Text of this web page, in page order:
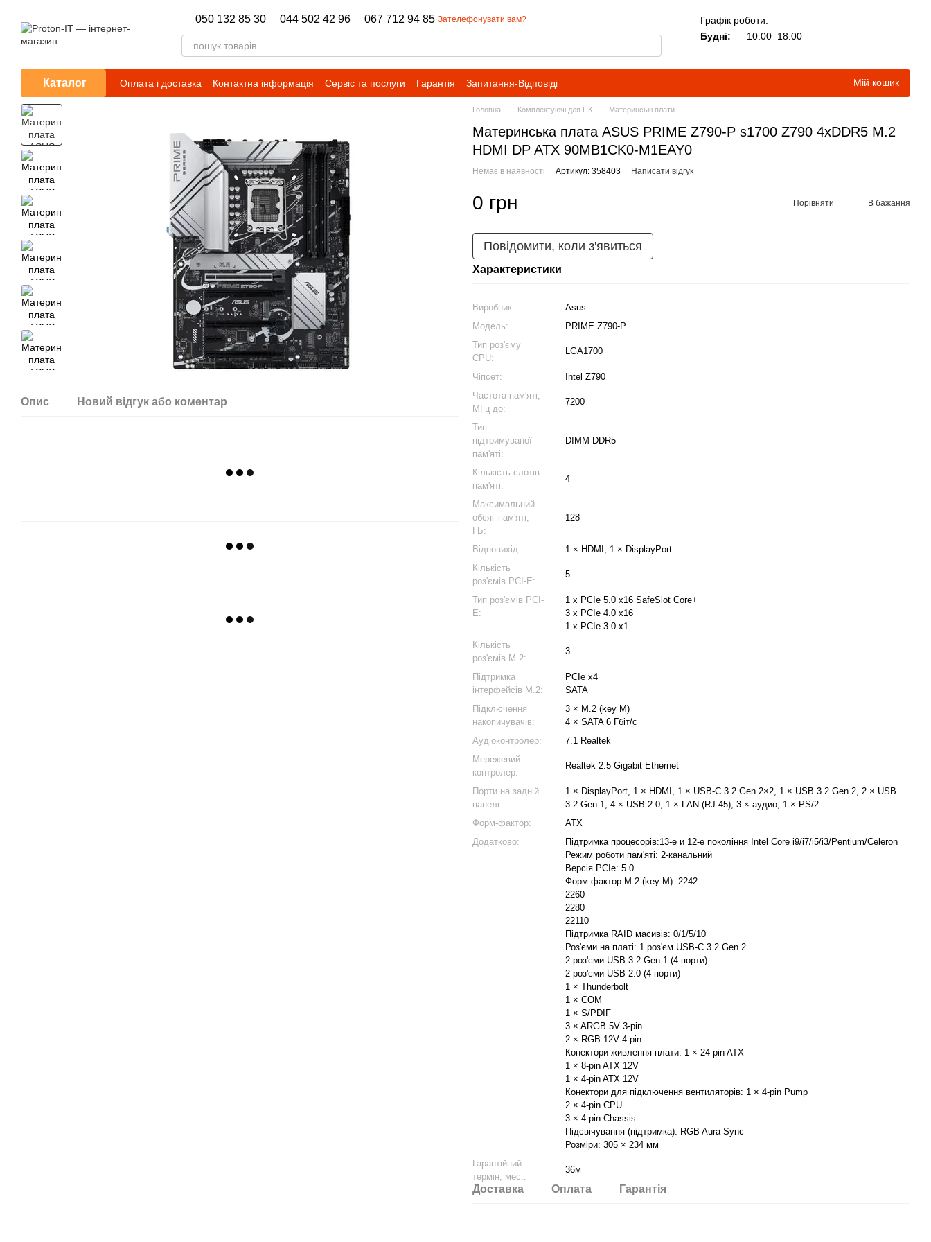
050 132 85 30 044 502 42 96 067 712 94 85 Зателефонувати вам?
Графік роботи:
Будні:
10:00–18:00
Каталог Оплата і доставка Контактна інформація Сервіс та послуги Гарантія Запитання-Відповіді Мій кошик
Опис Новий відгук або коментар
Головна Комплектуючі для ПК Материнські плати
Материнcька плата ASUS PRIME Z790-P s1700 Z790 4xDDR5 M.2
HDMI DP ATX 90MB1CK0-M1EAY0
Немає в наявності Артикул: 358403 Написати відгук
0 грн Порівняти В бажання
Повідомити, коли з'явиться
Характеристики
Виробник:
Asus
Модель:
PRIME Z790-P
Тип роз'єму
CPU:
LGA1700
Чіпсет:
Intel Z790
Частота пам'яті,
МГц до:
7200
Тип
підтримуваної
пам'яті:
DIMM DDR5
Кількість слотів
пам'яті:
4
Максимальний
обсяг пам'яті,
ГБ:
128
Відеовихід:
1 × HDMI, 1 × DisplayPort
Кількість
роз'ємів PCI-E:
5
Тип роз'ємів PCI-
E:
1 x PCIe 5.0 x16 SafeSlot Core+
3 x PCIe 4.0 x16
1 x PCIe 3.0 x1
Кількість
роз'ємів M.2:
3
Підтримка
інтерфейсів M.2:
PCIe x4
SATA
Підключення
накопичувачів:
3 × M.2 (key M)
4 × SATA 6 Гбіт/с
Аудіоконтролер:
7.1 Realtek
Мережевий
контролер:
Realtek 2.5 Gigabit Ethernet
Порти на задній
панелі:
1 × DisplayPort, 1 × HDMI, 1 × USB-C 3.2 Gen 2×2, 1 × USB 3.2 Gen 2, 2 × USB
3.2 Gen 1, 4 × USB 2.0, 1 × LAN (RJ-45), 3 × аудио, 1 × PS/2
Форм-фактор:
ATX
Додатково:
Підтримка процесорів:13-е и 12-е покоління Intel Core i9/i7/i5/i3/Pentium/Celeron
Режим роботи пам'яті: 2-канальний
Версія PCIe: 5.0
Форм-фактор M.2 (key M): 2242
2260
2280
22110
Підтримка RAID масивів: 0/1/5/10
Роз'єми на платі: 1 роз'єм USB-C 3.2 Gen 2
2 роз'єми USB 3.2 Gen 1 (4 порти)
2 роз'єми USB 2.0 (4 порти)
1 × Thunderbolt
1 × COM
1 × S/PDIF
3 × ARGB 5V 3-pin
2 × RGB 12V 4-pin
Конектори живлення плати: 1 × 24-pin ATX
1 × 8-pin ATX 12V
1 × 4-pin ATX 12V
Конектори для підключення вентиляторів: 1 × 4-pin Pump
2 × 4-pin CPU
3 × 4-pin Chassis
Підсвічування (підтримка): RGB Aura Sync
Розміри: 305 × 234 мм
Гарантійний
термін, мес.:
36м
Доставка Оплата Гарантія